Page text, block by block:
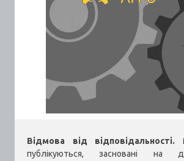
Відмова від відповідальності.
публікуються, засновані на